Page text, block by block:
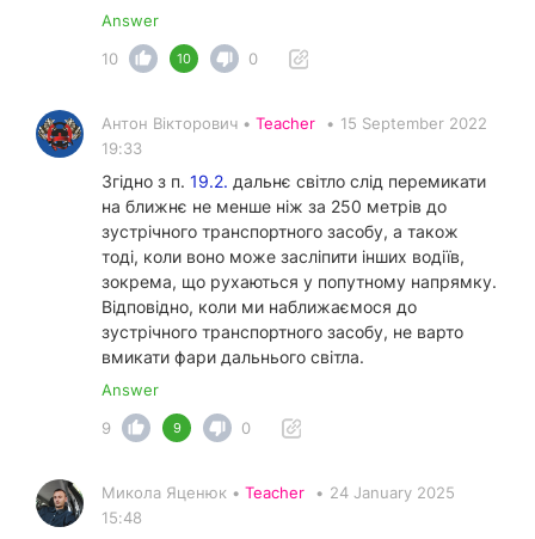
Answer
10
10 0
Антон Вікторович • Teacher • 15 September 2022
19:33
Згідно з п. 19.2. дальнє світло слід перемикати
на ближнє не менше ніж за 250 метрів до
зустрічного транспортного засобу, а також
тоді, коли воно може засліпити інших водіїв,
зокрема, що рухаються у попутному напрямку.
Відповідно, коли ми наближаємося до
зустрічного транспортного засобу, не варто
вмикати фари дальнього світла.
Answer
9
9 0
Микола Яценюк • Teacher • 24 January 2025
15:48